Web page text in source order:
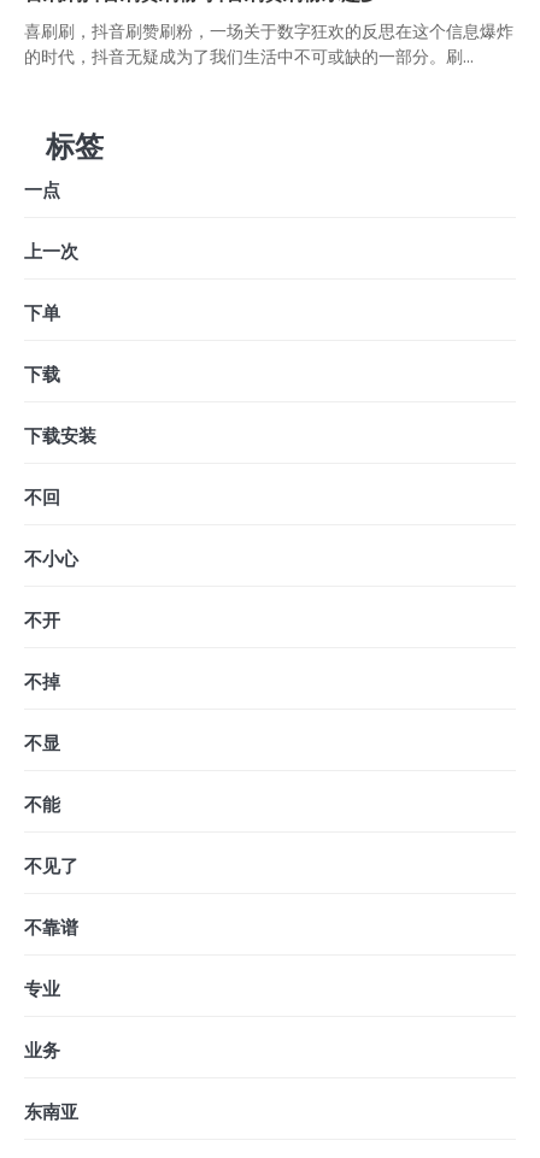
喜刷刷，抖音刷赞刷粉，一场关于数字狂欢的反思在这个信息爆炸
的时代，抖音无疑成为了我们生活中不可或缺的一部分。刷...
标签
一点
上一次
下单
下载
下载安装
不回
不小心
不开
不掉
不显
不能
不见了
不靠谱
专业
业务
东南亚